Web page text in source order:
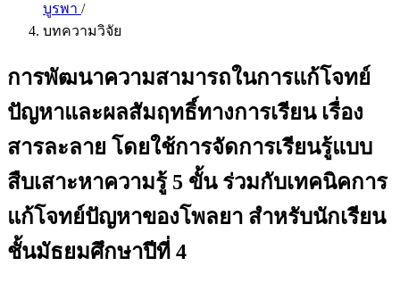
บูรพา /
บทความวิจัย
การพัฒนาความสามารถในการแก้โจทย์
ปัญหาและผลสัมฤทธิ์ทางการเรียน เรื่อง
สารละลาย โดยใช้การจัดการเรียนรู้แบบ
สืบเสาะหาความรู้ 5 ขั้น ร่วมกับเทคนิคการ
แก้โจทย์ปัญหาของโพลยา สำหรับนักเรียน
ชั้นมัธยมศึกษาปีที่ 4